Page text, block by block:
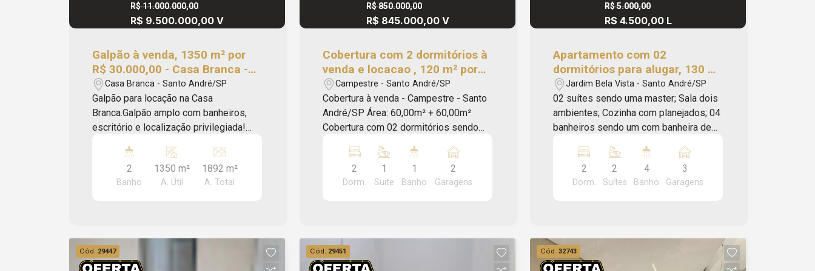
R$ 11.000.000,00
R$ 9.500.000,00 V
Galpão à venda, 1350 m² por
R$ 30.000,00 - Casa Branca -
Santo André/SP
Casa Branca - Santo André/SP
Galpão para locação na Casa
Branca.Galpão amplo com banheiros,
escritório e localização privilegiada!
movimento de carros e com fácil
acesso ao Centro da cidade.Marque
sua visita pelo número 4316-7100 ou
2
Banho
1350 m²
A. Útil
1892 m²
A. Total
R$ 850.000,00
R$ 845.000,00 V
Cobertura com 2 dormitórios à
venda e locacao , 120 m² por
R$ 845.000,00 - Campestre -
Santo André/SP
Campestre - Santo André/SP
Cobertura à venda - Campestre - Santo
André/SP Área: 60,00m² + 60,00m²
Cobertura com 02 dormitórios sendo
área de serviço, cobertura parcialmente
coberta, piscina e 02 vagas de
garagem. Imóvel com localização
4316-7100 ou WhatsApp: 11 94728-
3849. Apriori Imoveis Administração e
2
Dorm.
1
Suite
1
Banho
2
Garagens
R$ 5.000,00
R$ 4.500,00 L
Apartamento com 02
dormitórios para alugar, 130 m²
no Jardim Bela Vista - Santo
André/SP
Jardim Bela Vista - Santo André/SP
02 suítes sendo uma master; Sala dois
ambientes; Cozinha com planejados; 04
banheiros sendo um com banheira de
Fechamento de sacada com vidros;
Área gourmet com churrasqueira na
sacada; 03 vagas de garagem.
Localizado próximo a Cervejaria Maria
Carrion, Oftalmoclínica, Padaria
2
Dorm.
2
Suítes
4
Banho
3
Garagens
Cód. 29447 Cód. 29451 Cód. 32743